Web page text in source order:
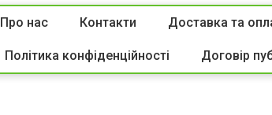
Про нас Контакти Доставка та
Політика конфіденційності Договір